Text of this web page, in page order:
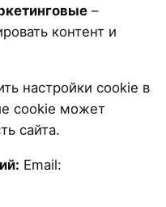
–
контент и
настройки cookie в
cookie может
сайта.
Email: